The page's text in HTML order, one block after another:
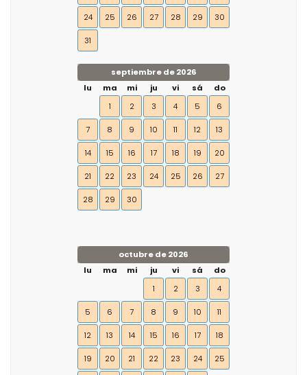
24 25 26 27 28 29 30
31
septiembre de 2026
lu
ma mi ju vi sá
do
1
2 3 4 5 6
7 8 9 10 11 12 13
14 15 16 17 18 19 20
21 22 23 24 25 26 27
28 29 30
octubre de 2026
lu
ma mi ju vi sá
do
1
2 3 4
5 6 7 8 9 10 11
12 13 14 15 16 17 18
19 20 21 22 23 24 25